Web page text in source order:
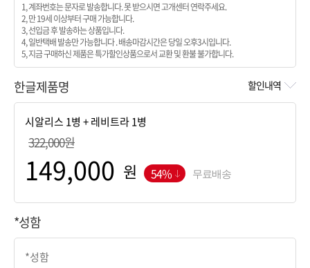
1, 계좌번호는 문자로 발송합니다. 못 받으시면 고개센터 연락주세요.
2, 만 19세 이상부터 구매 가능합니다.
3, 선입금 후 발송하는 상품입니다.
4, 일반택배 발송만 가능합니다 . 배송마감시간은 당일 오후3시입니다.
5, 지금 구매하신 제품은 특가할인상품으로서 교환 및 환불 불가합니다.
한글제품명 할인내역
322,000원
원 54% 무료배송
*성함